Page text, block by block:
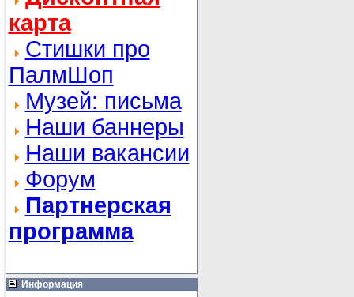
карта
Стишки про
ПалмШоп
Музей: письма
Наши баннеры
Наши вакансии
Форум
Партнерская
программа
Информация